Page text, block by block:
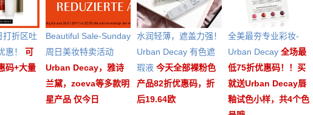
打折区吐
惠！ 可
码+大量
Beautiful Sale-Sunday
周日美妆特卖活动
Urban Decay，雅诗
兰黛，zoeva等多款明
星产品 仅今日
水润轻薄，遮盖力强！
Urban Decay 有色遮
瑕液 今天全部裸粉色
产品82折优惠码，折
后19.64欧
全美最夯专业彩妆-
Urban Decay 全场最
低75折优惠码！！买
就送Urban Decay唇
釉试色小样，共4个色